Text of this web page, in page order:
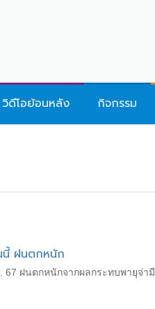
วิดีโอย้อนหลัง กิจกรรม
นี้ ฝนตกหนัก
67 ฝนตกหนักจากผลกระทบพายุจ่ามี